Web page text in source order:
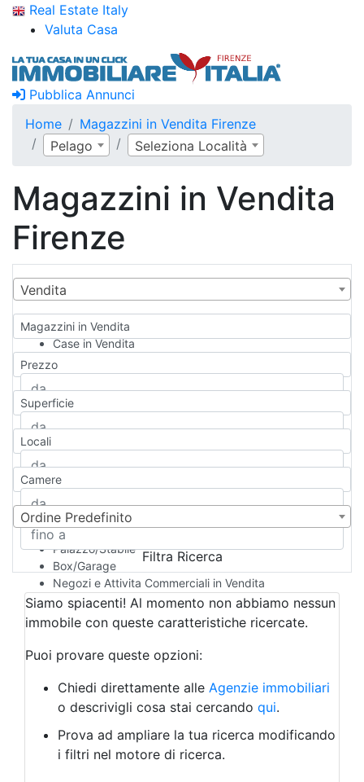
Real Estate Italy
Valuta Casa
Pubblica Annunci
Home
Magazzini in Vendita Firenze
Pelago
Seleziona Località
Magazzini in Vendita
Firenze
Vendita
Magazzini in Vendita
Case in Vendita
Qualsiasi
Appartamento
Casa indipendente
Casa Semi-indipendente
Attico/Mansarda
Rustico/Casale
Camera d'Albergo
Multiproprietà
Palazzo/Stabile
Box/Garage
Negozi e Attivita Commerciali in Vendita
Qualsiasi
Attività/Licenza Commerciale
Azienda Agricola
Bar/Ristorante
Albergo
Laboratorio Artigianale
Negozio/locale commerciale
Agriturismo
Magazzini
Prezzo
Superficie
Locali
Camere
Ordine Predefinito
Filtra Ricerca
Siamo spiacenti! Al momento non abbiamo nessun
immobile con queste caratteristiche ricercate.
Puoi provare queste opzioni:
Chiedi direttamente alle Agenzie immobiliari
o descrivigli cosa stai cercando qui.
Prova ad ampliare la tua ricerca modificando
i filtri nel motore di ricerca.